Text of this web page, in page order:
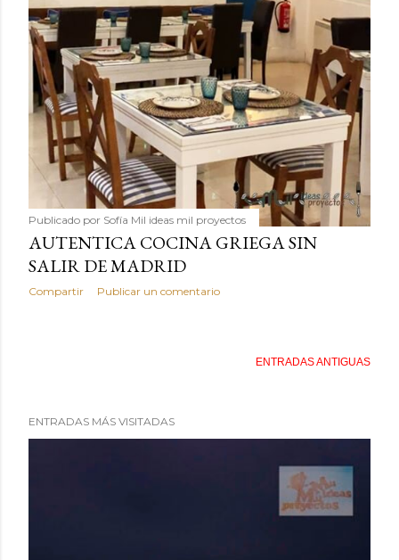
Publicado por Sofía Mil ideas mil proyectos
AUTENTICA COCINA GRIEGA SIN
SALIR DE MADRID
Compartir Publicar un comentario
ENTRADAS ANTIGUAS
ENTRADAS MÁS VISITADAS